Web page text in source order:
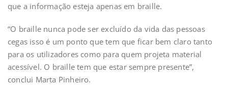
que a informação esteja apenas em braille.
“O braille nunca pode ser excluído da vida das pessoas
cegas isso é um ponto que tem que ficar bem claro tanto
para os utilizadores como para quem projeta material
acessível. O braille tem que estar sempre presente”,
conclui Marta Pinheiro.